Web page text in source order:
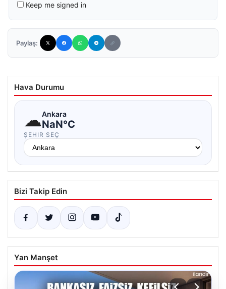
Keep me signed in
Paylaş:
Hava Durumu
☁Ankara
NaN°C
ŞEHIR SEÇ
Bizi Takip Edin
Yan Manşet